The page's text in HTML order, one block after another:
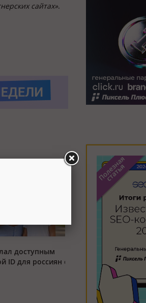
сайтах».
доступным
ID для россиян с